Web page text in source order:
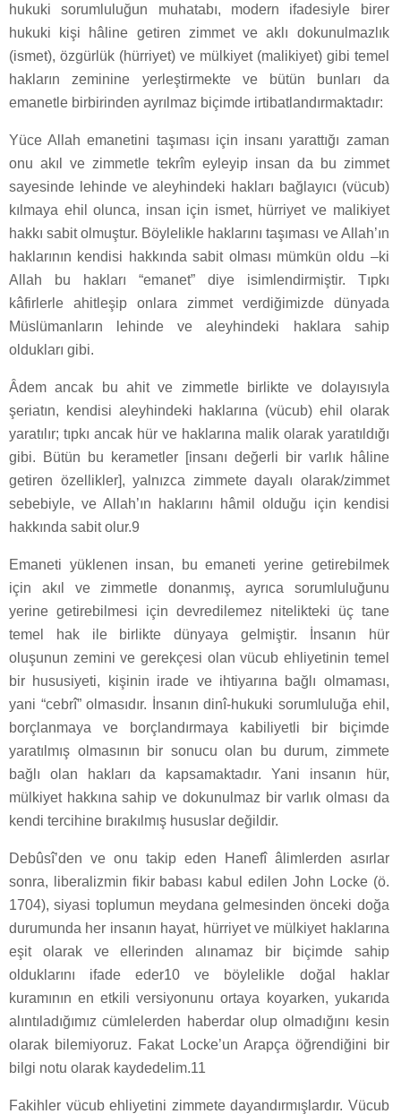
hukuki sorumluluğun muhatabı, modern ifadesiyle birer
hukuki kişi hâline getiren zimmet ve aklı dokunulmazlık
(ismet), özgürlük (hürriyet) ve mülkiyet (malikiyet) gibi temel
hakların zeminine yerleştirmekte ve bütün bunları da
emanetle birbirinden ayrılmaz biçimde irtibatlandırmaktadır:
Yüce Allah emanetini taşıması için insanı yarattığı zaman
onu akıl ve zimmetle tekrîm eyleyip insan da bu zimmet
sayesinde lehinde ve aleyhindeki hakları bağlayıcı (vücub)
kılmaya ehil olunca, insan için ismet, hürriyet ve malikiyet
hakkı sabit olmuştur. Böylelikle haklarını taşıması ve Allah’ın
haklarının kendisi hakkında sabit olması mümkün oldu –ki
Allah bu hakları “emanet” diye isimlendirmiştir. Tıpkı
kâfirlerle ahitleşip onlara zimmet verdiğimizde dünyada
Müslümanların lehinde ve aleyhindeki haklara sahip
oldukları gibi.
Âdem ancak bu ahit ve zimmetle birlikte ve dolayısıyla
şeriatın, kendisi aleyhindeki haklarına (vücub) ehil olarak
yaratılır; tıpkı ancak hür ve haklarına malik olarak yaratıldığı
gibi. Bütün bu kerametler [insanı değerli bir varlık hâline
getiren özellikler], yalnızca zimmete dayalı olarak/zimmet
sebebiyle, ve Allah’ın haklarını hâmil olduğu için kendisi
hakkında sabit olur.9
Emaneti yüklenen insan, bu emaneti yerine getirebilmek
için akıl ve zimmetle donanmış, ayrıca sorumluluğunu
yerine getirebilmesi için devredilemez nitelikteki üç tane
temel hak ile birlikte dünyaya gelmiştir. İnsanın hür
oluşunun zemini ve gerekçesi olan vücub ehliyetinin temel
bir hususiyeti, kişinin irade ve ihtiyarına bağlı olmaması,
yani “cebrî” olmasıdır. İnsanın dinî-hukuki sorumluluğa ehil,
borçlanmaya ve borçlandırmaya kabiliyetli bir biçimde
yaratılmış olmasının bir sonucu olan bu durum, zimmete
bağlı olan hakları da kapsamaktadır. Yani insanın hür,
mülkiyet hakkına sahip ve dokunulmaz bir varlık olması da
kendi tercihine bırakılmış hususlar değildir.
Debûsî’den ve onu takip eden Hanefî âlimlerden asırlar
sonra, liberalizmin fikir babası kabul edilen John Locke (ö.
1704), siyasi toplumun meydana gelmesinden önceki doğa
durumunda her insanın hayat, hürriyet ve mülkiyet haklarına
eşit olarak ve ellerinden alınamaz bir biçimde sahip
olduklarını ifade eder10 ve böylelikle doğal haklar
kuramının en etkili versiyonunu ortaya koyarken, yukarıda
alıntıladığımız cümlelerden haberdar olup olmadığını kesin
olarak bilemiyoruz. Fakat Locke’un Arapça öğrendiğini bir
bilgi notu olarak kaydedelim.11
Fakihler vücub ehliyetini zimmete dayandırmışlardır. Vücub